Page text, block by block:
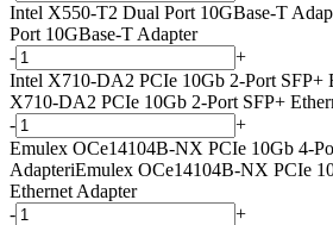
Intel X550-T2 Dual Port 10GBase-T
Port 10GBase-T Adapter
-
+
Intel X710-DA2 PCIe 10Gb 2-Port SFP+
X710-DA2 PCIe 10Gb 2-Port SFP+
-
+
Emulex OCe14104B-NX PCIe 10Gb 4-
AdapteriEmulex OCe14104B-NX PCIe
Ethernet Adapter
-
+